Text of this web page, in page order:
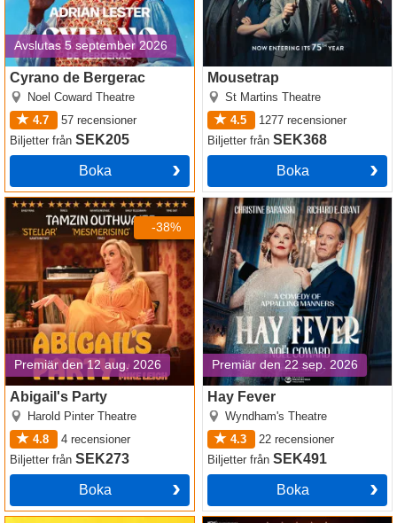
Avslutas 5 september 2026
Cyrano de Bergerac
Noel Coward Theatre
4.7
57 recensioner
Biljetter från SEK205
Boka
Mousetrap
St Martins Theatre
4.5
1277 recensioner
BiljetterfrånSEK368
Boka
-38%
Premiär den 12 aug. 2026
Abigail's Party
Harold Pinter Theatre
4.8
4 recensioner
Biljetter från SEK273
Boka
Abigail's Party
Premiär den 22 sep. 2026
Hay Fever
Wyndham's Theatre
4.3
22 recensioner
BiljetterfrånSEK491
Boka
Hay Fever